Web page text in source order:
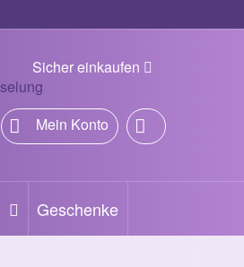
Sicher einkaufen
Mein Konto
Geschenke